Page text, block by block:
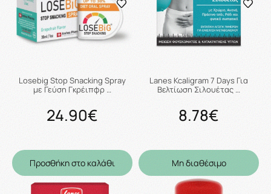
Losebig Stop Snacking Spray
με Γεύση Γκρέιπφρ …
24.90€
Προσθήκη στο καλάθι
Lanes Kcaligram 7 Days Για
Βελτίωση Σιλουέτας …
8.78€
Μη διαθέσιμο